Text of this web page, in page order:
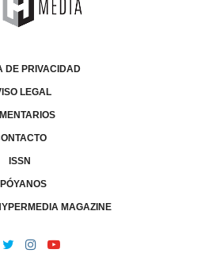
DE PRIVACIDAD
LEGAL
ISSN
MAGAZINE